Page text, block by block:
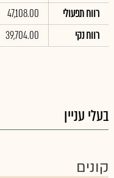
רווח תפעולי
47,108.00
רווח נקי
39,704.00
בעלי עניין
קונים